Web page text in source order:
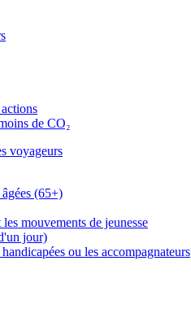
de CO₂
voyageurs
(65+)
mouvements de jeunesse
jour)
ou les accompagnateurs